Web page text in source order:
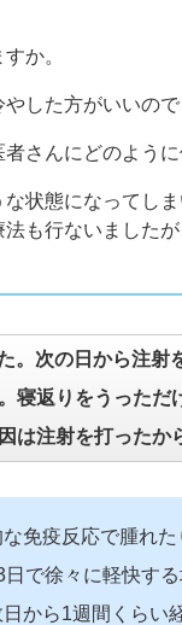
か。
した方がいいの
さんにどのよう
状態になってし
も行ないました
。次の日から注
寝返りをうっただ
は注射を打ったか
免疫反応で腫れ
で徐々に軽快す
から1週間くらい